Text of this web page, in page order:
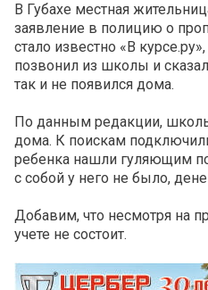
В Губахе местная
заявление в полицию о
стало известно «В
позвонил из школы и
так и не появился дома.
По данным редакции,
дома. К поискам
ребенка нашли гуляющим
с собой у него не было,
Добавим, что несмотря на
учете не состоит.